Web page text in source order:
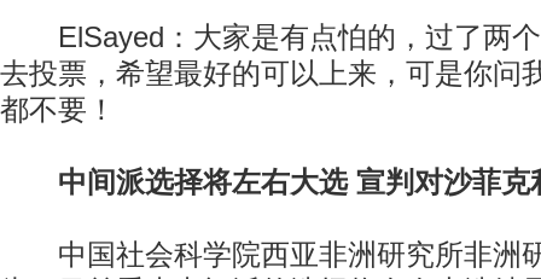
ElSayed：大家是有点怕的，过了两个
去投票，希望最好的可以上来，可是你问
都不要！
中间派选择将左右大选 宣判对沙菲克
中国社会科学院西亚非洲研究所非洲